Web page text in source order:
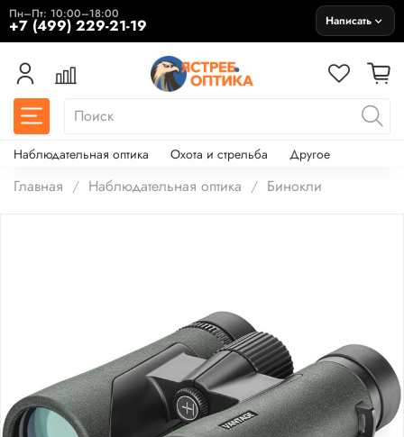
Пн–Пт: 10:00–18:00
+7 (499) 229-21-19 Написать
Наблюдательная оптика Охота и стрельба Другое
Главная Наблюдательная оптика Бинокли